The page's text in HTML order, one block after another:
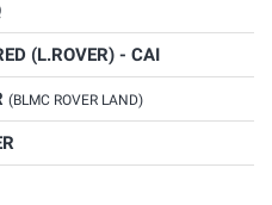
(L.ROVER) - CAI
(BLMC ROVER LAND)